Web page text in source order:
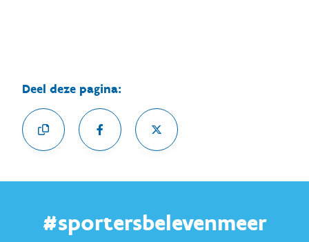
Deel deze pagina:
#sportersbelevenmeer